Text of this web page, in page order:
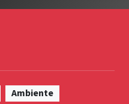
Ambiente